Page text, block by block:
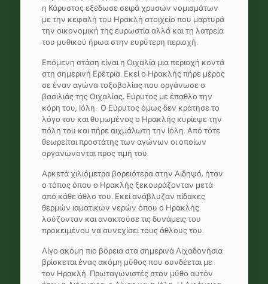
η Κάρυστος εξέδωσε σειρά χρυσών νομισμάτων
με την κεφαλή του Ηρακλή στοιχείο που μαρτυρά
την οικονομική της ευρωστία αλλά και τη λατρεία
του μυθικού ήρωα στην ευρύτερη περιοχή.
Επόμενη στάση είναι η Οιχαλία μια περιοχή κοντά
στη σημερινή Ερέτρια. Εκεί ο Ηρακλής πήρε μέρος
σε έναν αγώνα τοξοβολίας που οργάνωσε ο
βασιλιάς της Οιχαλίας, Εύρυτος με έπαθλο την
κόρη του, Ιόλη. Ο Εύρυτος όμως δεν κράτησε το
λόγο του και θυμωμένος ο Ηρακλής κυρίεψε την
πόλη του και πήρε αιχμάλωτη την Ιόλη. Από τότε
θεωρείται προστάτης των αγώνων οι οποίων
οργανώνονται προς τιμή του.
Αρκετά χιλιόμετρα βορειότερα στην Αιδηψό, ήταν
ο τόπος όπου ο Ηρακλής ξεκουράζονταν μετά
από κάθε άθλο του. Εκεί ανάβλυζαν πίδακες
θερμών ιαματικών νερών όπου ο Ηρακλής
λούζονταν και ανακτούσε τις δυνάμεις του
προκειμένου να συνεχίσει τους άθλους του.
Λίγο ακόμη πιο βόρεια στα σημερινά Λιχαδονήσια
βρίσκεται ένας ακόμη μύθος που συνδέεται με
τον Ηρακλή. Πρωταγωνιστές στον μύθο αυτόν